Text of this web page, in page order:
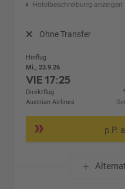
Hotelbeschreibung anzeigen
Ohne Transfer
Hinflug
Mi., 23.9.26
VIE17:25
Direktflug
Austrian Airlines
p.P.